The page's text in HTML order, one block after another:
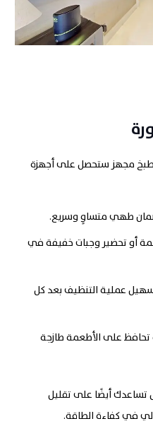
مجهز ستحصل على أجهزة
لضمان طهي متساوٍ وسريع.
أو تحضير وجبات خفيفة في
عملية التنظيف بعد كل
تحافظ على الأطعمة طازجة
تساعدك أيضًا على تقليل
في كفاءة الطاقة.